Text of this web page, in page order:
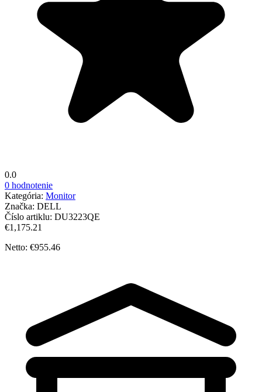
0.0
0 hodnotenie
Kategória: Monitor
Značka: DELL
Číslo artiklu: DU3223QE
€1,175.21
Netto: €955.46